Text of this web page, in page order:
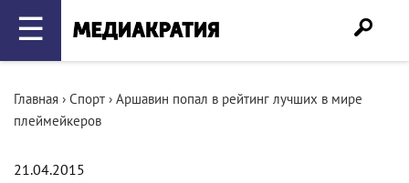
☰
Главная › Спорт › Аршавин попал в рейтинг лучших в мире
плеймейкеров
21.04.2015